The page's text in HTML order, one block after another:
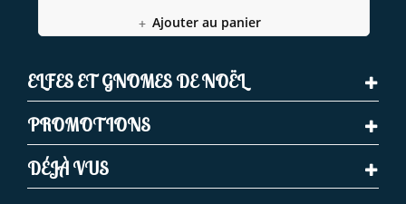
Ajouter au panier
ELFES ET GNOMES DE NOËL
PROMOTIONS
DÉJÀ VUS